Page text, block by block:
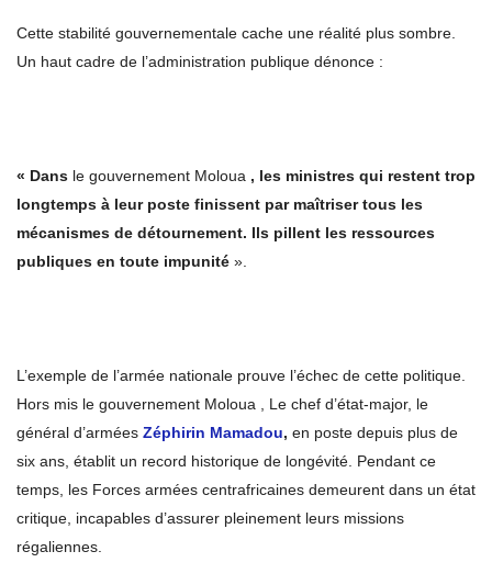
Cette stabilité gouvernementale cache une réalité plus sombre.
Un haut cadre de l’administration publique dénonce :
« Dans le gouvernement Moloua , les ministres qui restent trop
longtemps à leur poste finissent par maîtriser tous les
mécanismes de détournement. Ils pillent les ressources
publiques en toute impunité ».
L’exemple de l’armée nationale prouve l’échec de cette politique.
Hors mis le gouvernement Moloua , Le chef d’état-major, le
général d’armées Zéphirin Mamadou, en poste depuis plus de
six ans, établit un record historique de longévité. Pendant ce
temps, les Forces armées centrafricaines demeurent dans un état
critique, incapables d’assurer pleinement leurs missions
régaliennes.